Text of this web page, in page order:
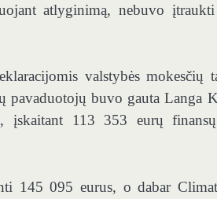
atlyginimą, nebuvo
valstybės mokesčių
pavaduotojų buvo gauta Langa
įskaitant 113 353 eurų
145 095 eurus, o dabar